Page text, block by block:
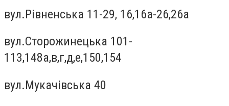
вул.Рівненська 11-29, 16,16а-26,26а
вул.Сторожинецька 101-
113,148а,в,г,д,е,150,154
вул.Мукачiвська 40